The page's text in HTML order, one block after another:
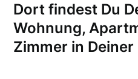
Dort findest Du
Wohnung,
Zimmer in Deiner